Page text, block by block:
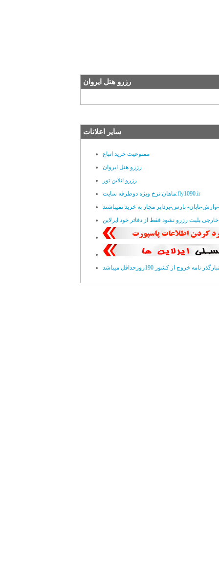
رزرو هتل ایروان
سایر اعلانات
ممنوعیت خرید اتباع
رزرو هتل ایروان
رزرو انلاین تور
ماهان:نرخ ویژه دوطرفه سایت:fly1090.ir
تابان- پارس-یزدایر مجاز به خرید نمیباشند
نامه خروج از کشور 190روزحداقل ميباشد